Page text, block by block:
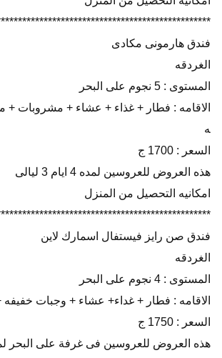
فندق هارمونى مكادى
الغردقه
المستوى : 5 نجوم على البحر
الاقامه : فطار + غذاء + عشاء + مشروبات +
ه
السعر : 1700 ج
هذه العروض للعروسين لمده 4 ايام 3 ليالى
امكانيه التحصيل من المنزل
فندق صن رايز فيستفال اسمارك لاين
الغردقه
المستوى : 4 نجوم على البحر
الاقامه : فطار + غداء+ عشاء + وجبات
السعر : 1750 ج